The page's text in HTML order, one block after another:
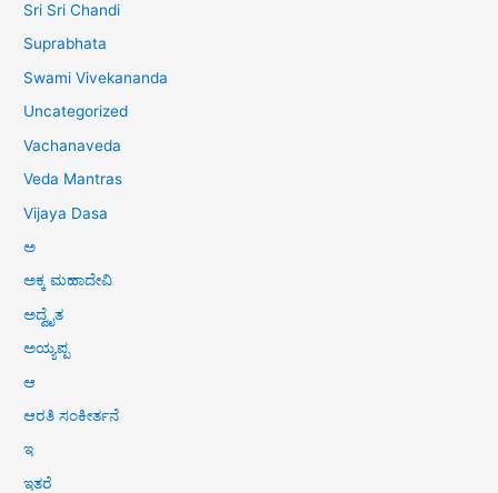
Sri Sri Chandi
Suprabhata
Swami Vivekananda
Uncategorized
Vachanaveda
Veda Mantras
Vijaya Dasa
ಅ
ಅಕ್ಕ ಮಹಾದೇವಿ
ಅದ್ವೈತ
ಅಯ್ಯಪ್ಪ
ಆ
ಆರತಿ ಸಂಕೀರ್ತನೆ
ಇ
ಇತರೆ